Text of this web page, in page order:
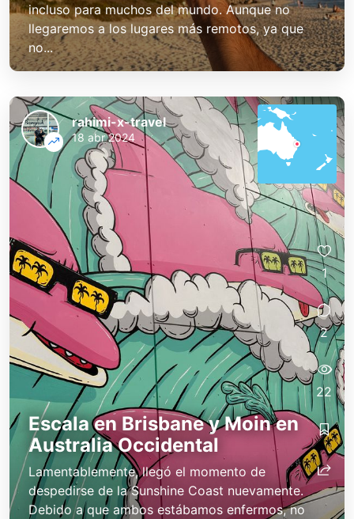
incluso para muchos del mundo. Aunque no
llegaremos a los lugares más remotos, ya que
no...
Escala en Brisbane y Moin en
Australia Occidental
Lamentablemente, llegó el momento de
despedirse de la Sunshine Coast nuevamente.
Debido a que ambos estábamos enfermos, no
rahimi-x-travel
18 abr 2024
1
2
22